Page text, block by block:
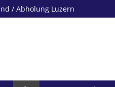
/ Abholung Luzern